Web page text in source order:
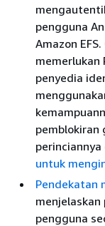
pengguna
Amazon
memerlukan
penyedia
pemblokiran
perinciannya
untuk
Pendekatan
pengguna